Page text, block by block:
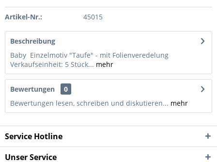
Artikel-Nr.: 45015
Beschreibung
Baby Einzelmotiv "Taufe" - mit Folienveredelung
Verkaufseinheit: 5 Stück... mehr
Bewertungen
0
Bewertungen lesen, schreiben und diskutieren... mehr
Service Hotline
Unser Service